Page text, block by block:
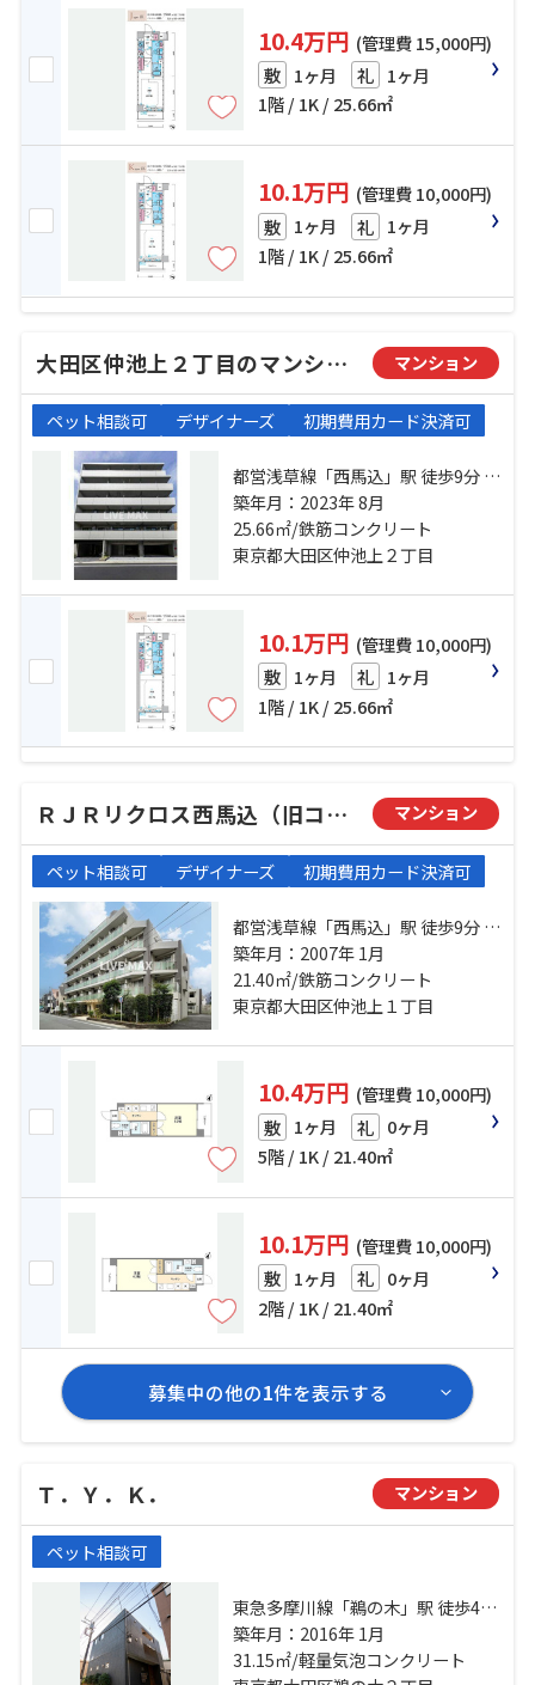
10.4万円 (管理費 15,000円)
敷 1ヶ月 礼 1ヶ月
1階 / 1K / 25.66㎡
10.1万円 (管理費 10,000円)
敷 1ヶ月 礼 1ヶ月
1階 / 1K / 25.66㎡
大田区仲池上２丁目のマンション マンション
ペット相談可 デザイナーズ 初期費用カード決済可
都営浅草線「西馬込」駅 徒歩9分 東
急池上線「久が原」駅 徒歩21分 東
急池上線「池上」駅 徒歩22分
築年月：2023年 8月
25.66㎡/鉄筋コンクリート
東京都大田区仲池上２丁目
10.1万円 (管理費 10,000円)
敷 1ヶ月 礼 1ヶ月
1階 / 1K / 25.66㎡
ＲＪＲリクロス西馬込（旧コスモリード西馬込レジデンス） マンション
ペット相談可 デザイナーズ 初期費用カード決済可
都営浅草線「西馬込」駅 徒歩9分 東
急池上線「久が原」駅 徒歩21分 東
急池上線「御嶽山」駅 徒歩24分
築年月：2007年 1月
21.40㎡/鉄筋コンクリート
東京都大田区仲池上１丁目
10.4万円 (管理費 10,000円)
敷 1ヶ月 礼 0ヶ月
5階 / 1K / 21.40㎡
10.1万円 (管理費 10,000円)
敷 1ヶ月 礼 0ヶ月
2階 / 1K / 21.40㎡
募集中の他の1件を表示する
Ｔ．Ｙ．Ｋ． マンション
ペット相談可
東急多摩川線「鵜の木」駅 徒歩4分
東急池上線「久が原」駅 徒歩12分
東急多摩川線「下丸子」駅 徒歩13
築年月：2016年 1月
31.15㎡/軽量気泡コンクリート